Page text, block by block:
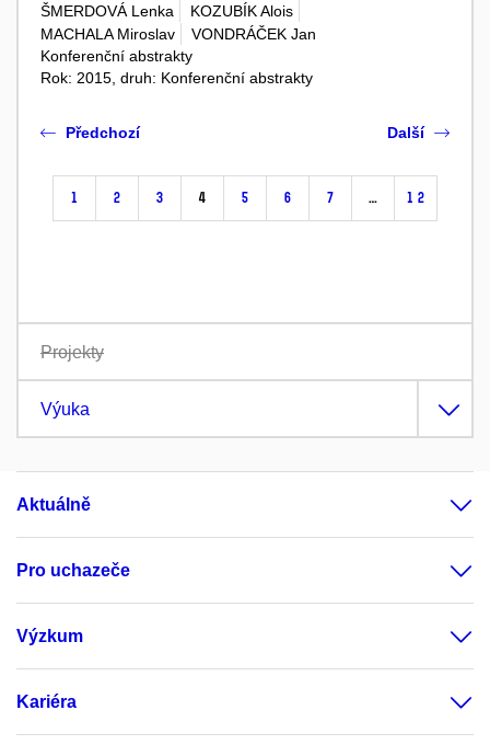
ŠMERDOVÁ Lenka
KOZUBÍK Alois
MACHALA Miroslav
VONDRÁČEK Jan
Konferenční abstrakty
Rok: 2015, druh: Konferenční abstrakty
Předchozí
1 2 3 4 5 6 7 … 12
Další
Projekty
Výuka
Aktuálně
Pro uchazeče
Výzkum
Kariéra